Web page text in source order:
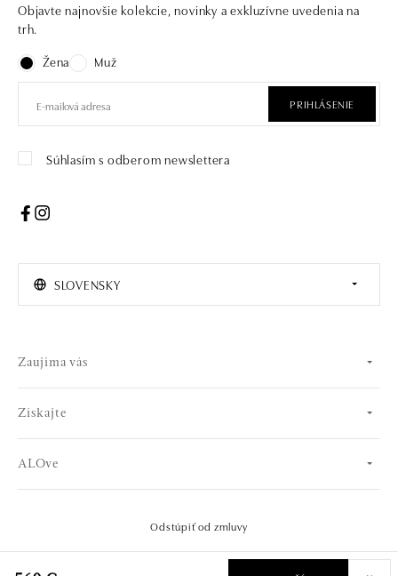
Objavte najnovšie kolekcie, novinky a exkluzívne uvedenia na
trh.
Žena
Muž
PRIHLÁSENIE
Súhlasím s odberom newslettera
SLOVENSKY
Zaujíma vás
Získajte
ALOve
© 2026 OLA online s.r.o.. Všetky práva vyhradené..
Odstúpiť od zmluvy